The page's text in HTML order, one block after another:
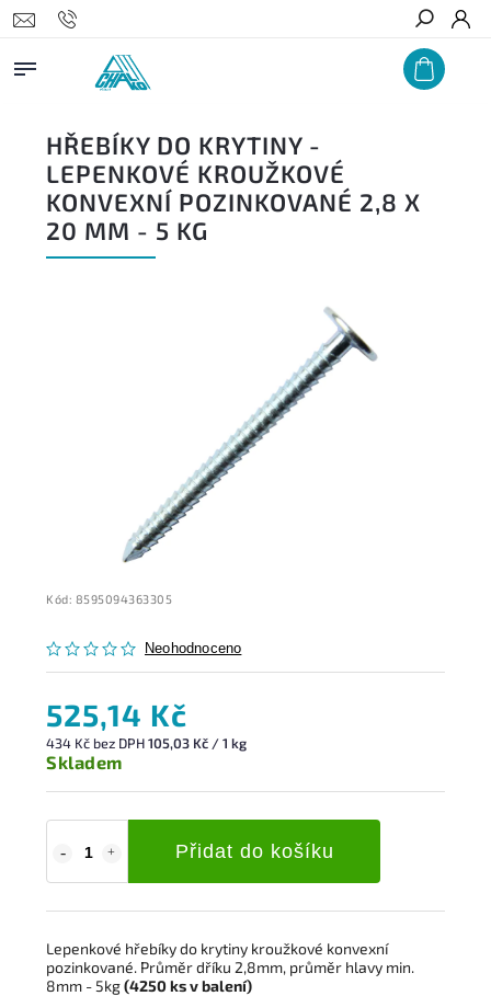
Hledat
HŘEBÍKY DO KRYTINY -
LEPENKOVÉ KROUŽKOVÉ
KONVEXNÍ POZINKOVANÉ 2,8 X
20 MM - 5 KG
Kód: 8595094363305
Neohodnoceno
525,14 Kč
434 Kč bez DPH105,03 Kč / 1 kg
Skladem
Přidat do košíku
Lepenkové hřebíky do krytiny kroužkové konvexní
pozinkované. Průměr dříku 2,8mm, průměr hlavy min.
8mm - 5kg(4250ksv balení)